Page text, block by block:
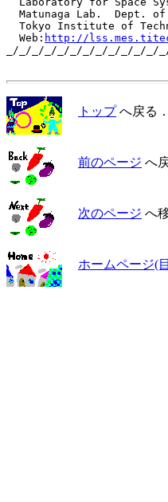
Matunaga Lab.  Dept.
Tokyo Institute of
  Web:
http://
_/_/_/_/_/_/_/_/_/_/_/
トップへ戻る．
前のページ へ
次のページ へ
ホームページ(